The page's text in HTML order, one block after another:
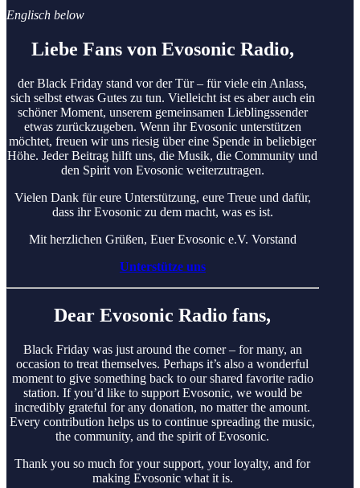
Englisch below
Liebe Fans von Evosonic Radio,
der Black Friday stand vor der Tür – für viele ein Anlass,
sich selbst etwas Gutes zu tun. Vielleicht ist es aber auch ein
schöner Moment, unserem gemeinsamen Lieblingssender
etwas zurückzugeben. Wenn ihr Evosonic unterstützen
möchtet, freuen wir uns riesig über eine Spende in beliebiger
Höhe. Jeder Beitrag hilft uns, die Musik, die Community und
den Spirit von Evosonic weiterzutragen.
Vielen Dank für eure Unterstützung, eure Treue und dafür,
dass ihr Evosonic zu dem macht, was es ist.
Mit herzlichen Grüßen, Euer Evosonic e.V. Vorstand
Unterstütze uns
Dear Evosonic Radio fans,
Black Friday was just around the corner – for many, an
occasion to treat themselves. Perhaps it’s also a wonderful
moment to give something back to our shared favorite radio
station. If you’d like to support Evosonic, we would be
incredibly grateful for any donation, no matter the amount.
Every contribution helps us to continue spreading the music,
the community, and the spirit of Evosonic.
Thank you so much for your support, your loyalty, and for
making Evosonic what it is.